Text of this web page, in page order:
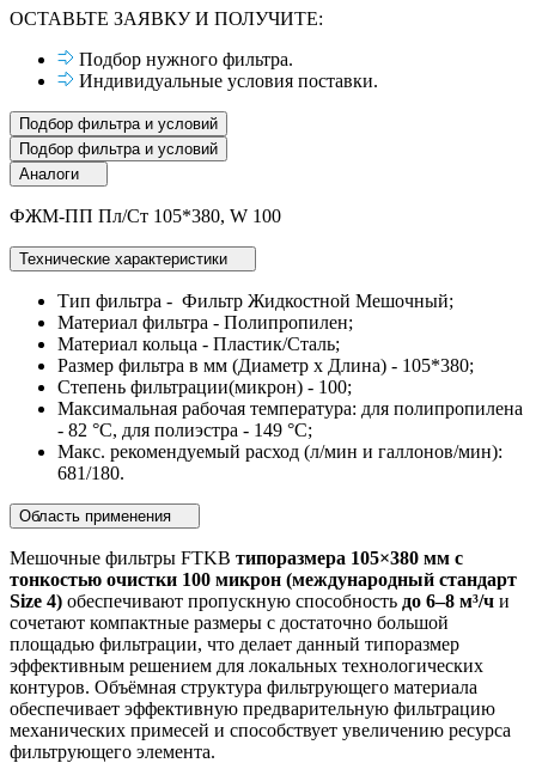
ОСТАВЬТЕ ЗАЯВКУ И ПОЛУЧИТЕ:
Подбор нужного фильтра.
Индивидуальные условия поставки.
Подбор фильтра и условий
Подбор фильтра и условий
Аналоги
ФЖМ-ПП Пл/Ст 105*380, W 100
Технические характеристики
Тип фильтра - Фильтр Жидкостной Мешочный;
Материал фильтра - Полипропилен;
Материал кольца - Пластик/Сталь;
Размер фильтра в мм (Диаметр х Длина) - 105*380;
Степень фильтрации(микрон) - 100;
Максимальная рабочая температура: для полипропилена
- 82 °C, для полиэстра - 149 °C;
Макс. рекомендуемый расход (л/мин и галлонов/мин):
681/180.
Область применения
Мешочные фильтры FTKB типоразмера 105×380 мм с
тонкостью очистки 100 микрон (международный стандарт
Size 4) обеспечивают пропускную способность до 6–8 м³/ч и
сочетают компактные размеры с достаточно большой
площадью фильтрации, что делает данный типоразмер
эффективным решением для локальных технологических
контуров. Объёмная структура фильтрующего материала
обеспечивает эффективную предварительную фильтрацию
механических примесей и способствует увеличению ресурса
фильтрующего элемента.